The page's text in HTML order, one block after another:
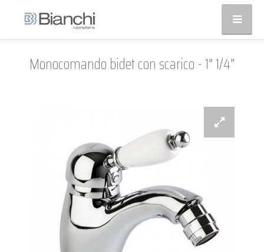
Monocomando bidet con scarico - 1” 1/4”